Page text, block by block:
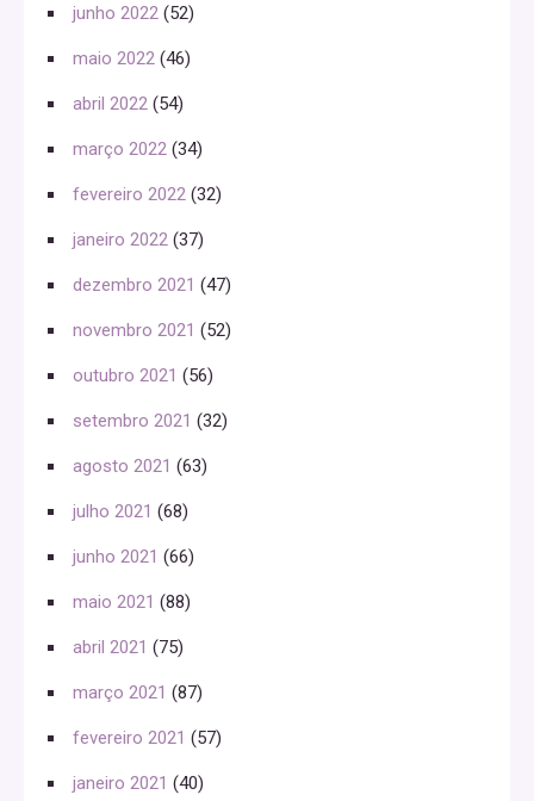
junho 2022 (52)
maio 2022 (46)
abril 2022 (54)
março 2022 (34)
fevereiro 2022 (32)
janeiro 2022 (37)
dezembro 2021 (47)
novembro 2021 (52)
outubro 2021 (56)
setembro 2021 (32)
agosto 2021 (63)
julho 2021 (68)
junho 2021 (66)
maio 2021 (88)
abril 2021 (75)
março 2021 (87)
fevereiro 2021 (57)
janeiro 2021 (40)